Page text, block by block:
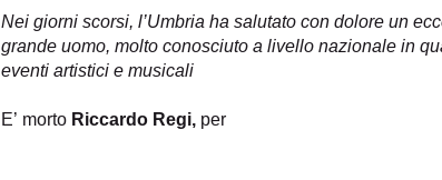
Nei giorni scorsi, l’Umbria ha salutato con dolore un
grande uomo, molto conosciuto a livello nazionale in
eventi artistici e musicali
E’ morto Riccardo Regi, per